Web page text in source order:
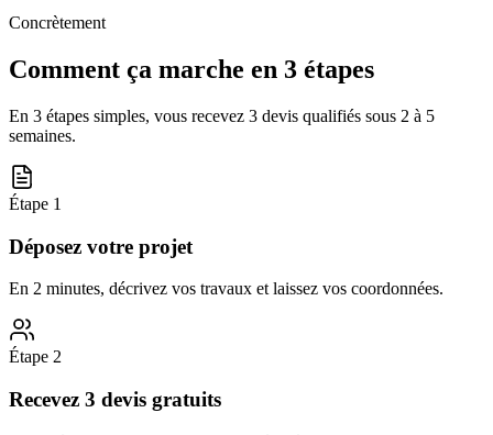
Concrètement
Comment ça marche en 3 étapes
En 3 étapes simples, vous recevez 3 devis qualifiés sous 2 à 5
semaines.
Étape 1
Déposez votre projet
En 2 minutes, décrivez vos travaux et laissez vos coordonnées.
Étape 2
Recevez 3 devis gratuits